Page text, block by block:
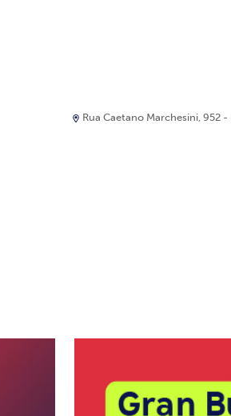
Rua Caetano Marchesini, 952